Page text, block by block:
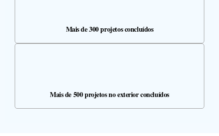
Mais de 300 projetos concluídos
Mais de 500 projetos no exterior concluídos